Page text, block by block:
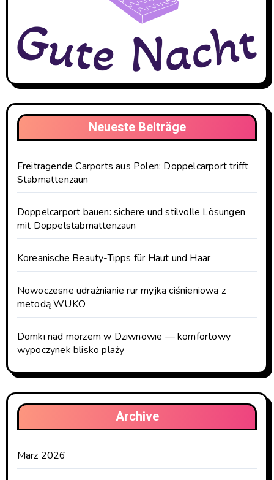
Neueste Beiträge
Freitragende Carports aus Polen: Doppelcarport trifft
Stabmattenzaun
Doppelcarport bauen: sichere und stilvolle Lösungen
mit Doppelstabmattenzaun
Koreanische Beauty-Tipps für Haut und Haar
Nowoczesne udrażnianie rur myjką ciśnieniową z
metodą WUKO
Domki nad morzem w Dziwnowie — komfortowy
wypoczynek blisko plaży
Archive
März 2026